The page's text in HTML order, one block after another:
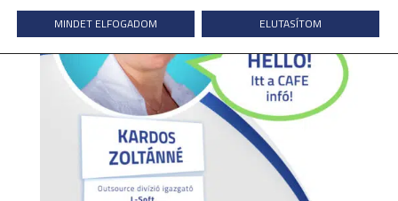
MINDET ELFOGADOM ELUTASÍTOM